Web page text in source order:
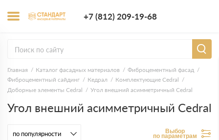
+7 (812) 209-19-68
Главная Каталог фасадных материалов
Фиброцементный фасад
Фиброцементный сайдинг
Кедрал
Комплектующие Cedral
Доборные элементы Cedral
Угол внешний асимметричный Cedral
Угол внешний асимметричный Cedral
Выбор
по параметрам